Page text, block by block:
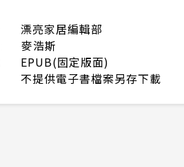
漂亮家居編輯部
麥浩斯
EPUB(固定版面)
不提供電子書檔案另存下載